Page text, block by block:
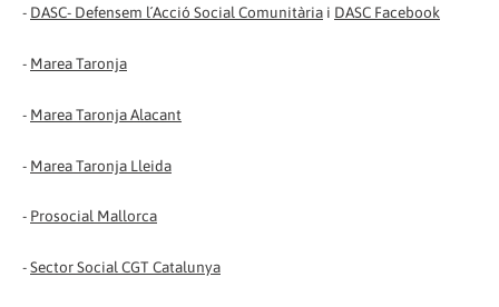
- DASC- Defensem l´Acció Social Comunitària i DASC Facebook
- Marea Taronja
- Marea Taronja Alacant
- Marea Taronja Lleida
- Prosocial Mallorca
-Sector Social CGT Catalunya